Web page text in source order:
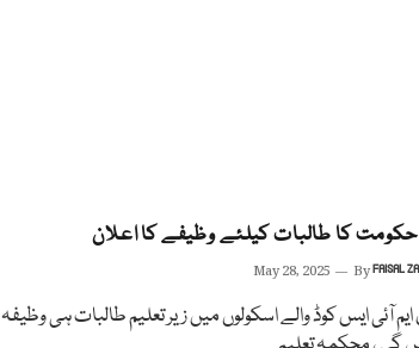
کا طالبات کیلئے وظیفے کا اعلان
May 28, 2025 ByFAISAL
آئی ایس کوڈ والے اسکولوں میں زیر تعلیم طالبات ہی